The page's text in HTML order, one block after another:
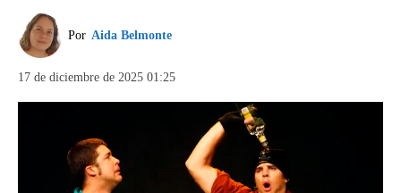
Por Aida Belmonte
17 de diciembre de 2025 01:25